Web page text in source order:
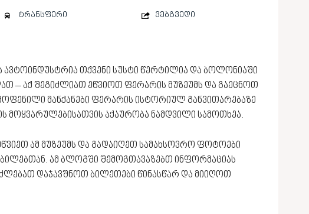
ტრანსფერი ვებგვედი
თქვენი სუსტი წერტილია და ბოლონიაში
– აქ შეგიძლიათ ეწვიოთ ფერარის მუზეუმს და გაეცნოთ
მანქანები ფერარის ისტორიულ განვითარებაზე
აქაურობა ნამდვილი სამოთხეა.
ამ მუზეუმს და გადაიღეთ სამახსოვრო ფოტოები
ამ ბლოგში შემოგთავაზებთ ინფორმაციას
დაჯავშნოთ ბილეთები წინასწარ და მიიღოთ